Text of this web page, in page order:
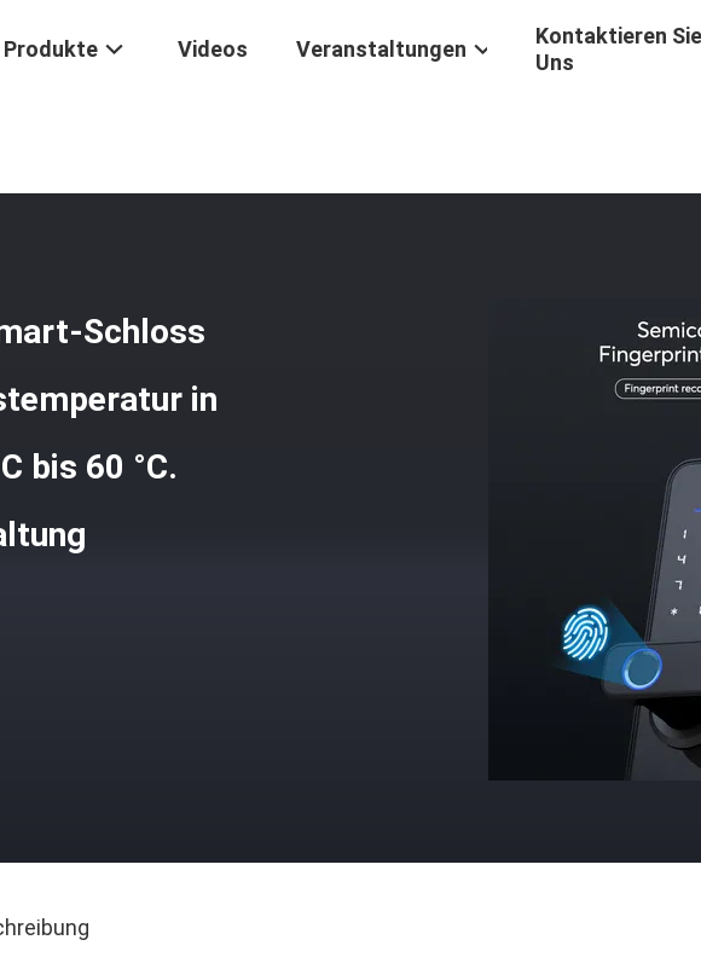
Produkte Videos Veranstaltungen
Kontaktieren Sie
Uns
Schloss
in
bis 60 °C.